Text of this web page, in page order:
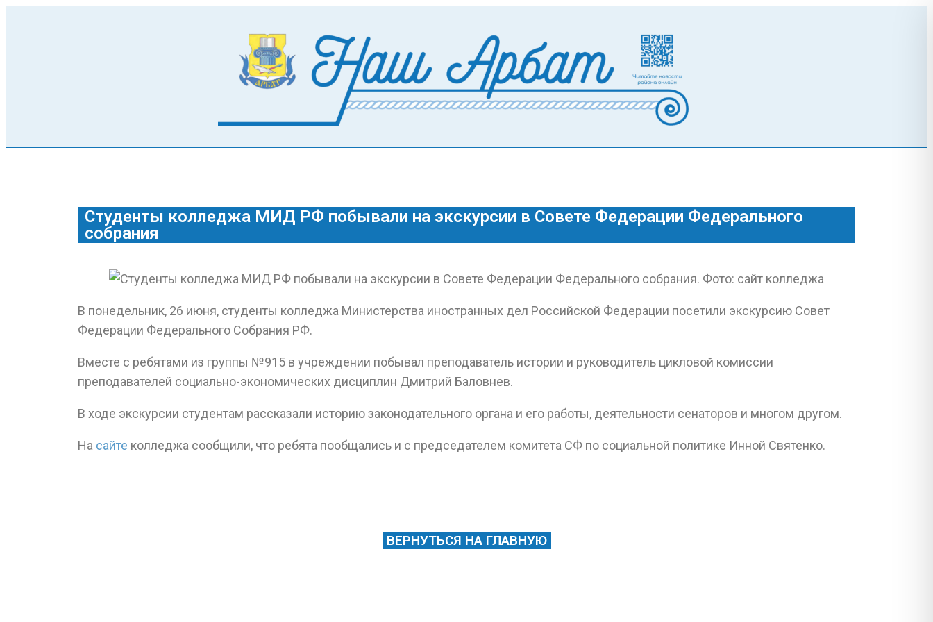
Студенты колледжа МИД РФ побывали на экскурсии в Совете Федерации Федерального
собрания
В понедельник, 26 июня, студенты колледжа Министерства иностранных дел Российской Федерации посетили экскурсию Совет
Федерации Федерального Собрания РФ.
Вместе с ребятами из группы №915 в учреждении побывал преподаватель истории и руководитель цикловой комиссии
преподавателей социально-экономических дисциплин Дмитрий Баловнев.
В ходе экскурсии студентам рассказали историю законодательного органа и его работы, деятельности сенаторов и многом другом.
На сайте колледжа сообщили, что ребята пообщались и с председателем комитета СФ по социальной политике Инной Святенко.
ВЕРНУТЬСЯ НА ГЛАВНУЮ